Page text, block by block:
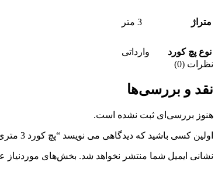
متراژ 3 متر
نوع پچ کورد
وارداتی
نظرات (0)
نقد و بررسی‌ها
هنوز بررسی‌ای ثبت نشده است.
اولین کسی باشید که دیدگاهی می نویسد “پچ کورد 3 متری CAT6A لگراند SFTP وارداتی”
نشانی ایمیل شما منتشر نخواهد شد. بخش‌های موردنیاز